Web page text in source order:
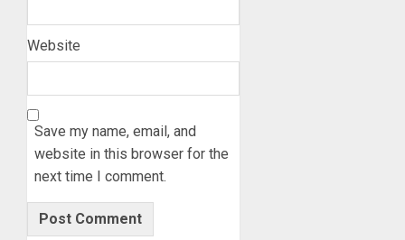
Website
Save my name, email, and
website in this browser for the
next time I comment.